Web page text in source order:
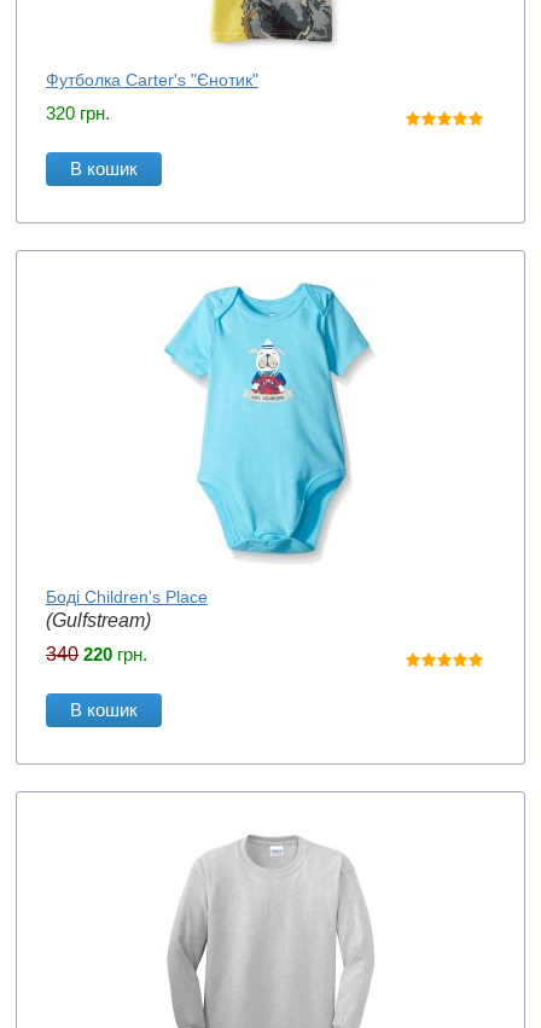
Футболка Carter's "Єнотик"
320 грн.
В кошик
Боді Children's Place
(Gulfstream)
340 220 грн.
В кошик